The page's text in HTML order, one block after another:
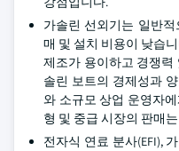
가솔린 선외기는 일반
매 및 설치 비용이 낮습
제조가 용이하고 경쟁력
솔린 보트의 경제성과
와 소규모 상업 운영자
형 및 중급 시장의 판매
전자식 연료 분사(EFI),